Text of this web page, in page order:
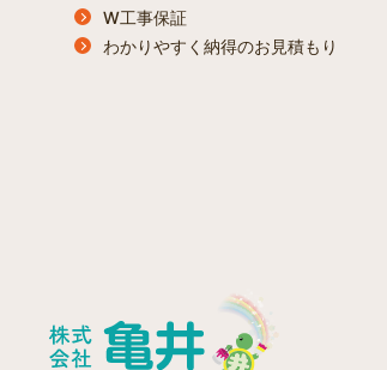
W工事保証
わかりやすく納得のお見積もり